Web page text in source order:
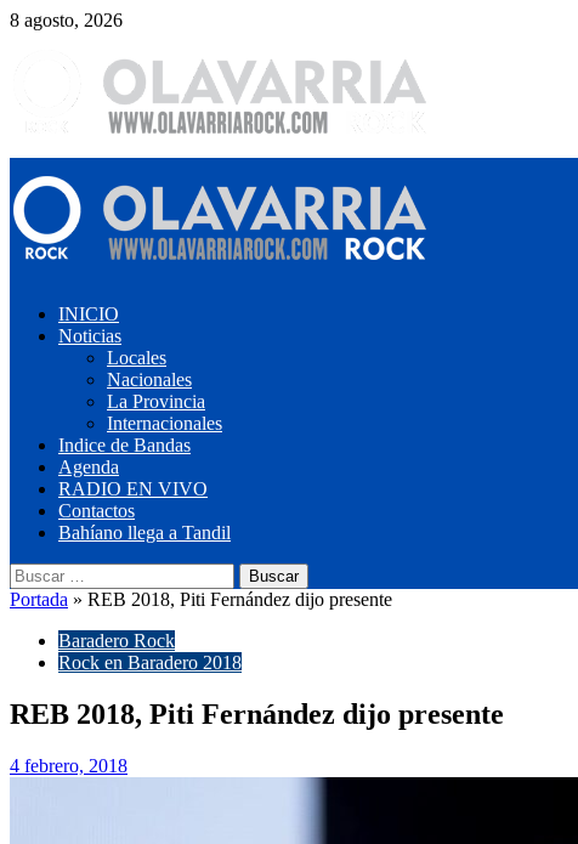
Saltar
contenido
8 agosto, 2026
primario
INICIO
Noticias
Locales
Nacionales
La Provincia
Internacionales
Indice de Bandas
Agenda
RADIO EN VIVO
Contactos
Bahíano llega a Tandil
Buscar:
Portada » REB 2018, Piti Fernández dijo presente
Baradero Rock
Rock en Baradero 2018
REB 2018, Piti Fernández dijo presente
4 febrero, 2018